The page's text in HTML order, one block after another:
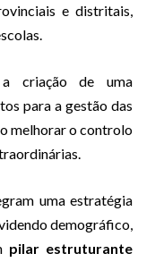
e distritais,
a criação de uma
para a gestão das
melhorar o controlo
uma estratégia
demográfico,
pilar estruturante